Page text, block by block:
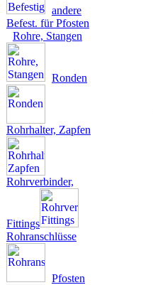
andere
Befest. für Pfosten
Rohre, Stangen
Ronden
Rohrhalter, Zapfen
Rohrverbinder,
Fittings
Rohranschlüsse
Pfosten